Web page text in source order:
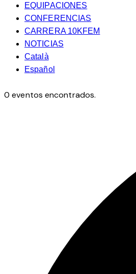
EQUIPACIONES
CONFERENCIAS
CARRERA 10KFEM
NOTICIAS
Català
Español
0 eventos encontrados.